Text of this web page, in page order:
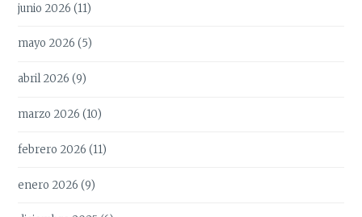
junio 2026 (11)
mayo 2026 (5)
abril 2026 (9)
marzo 2026 (10)
febrero 2026 (11)
enero 2026 (9)